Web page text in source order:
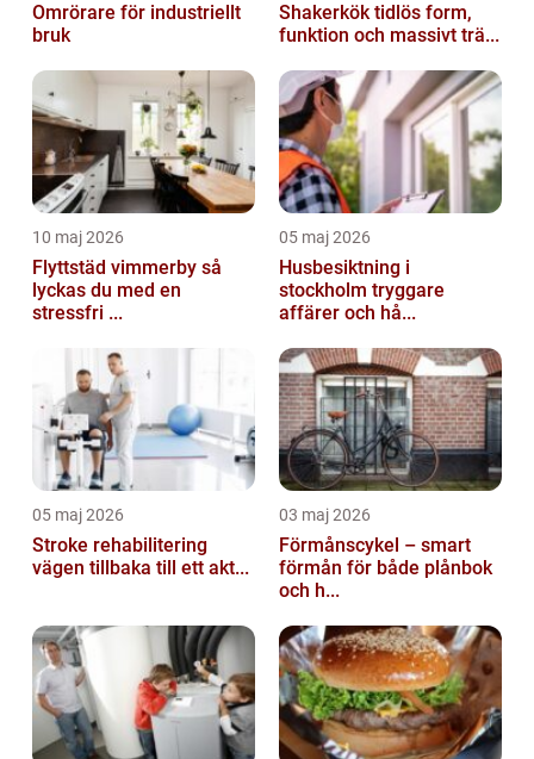
Omrörare för industriellt
bruk
Shakerkök tidlös form,
funktion och massivt trä...
10 maj 2026
Flyttstäd vimmerby så
lyckas du med en
stressfri ...
05 maj 2026
Husbesiktning i
stockholm tryggare
affärer och hå...
05 maj 2026
Stroke rehabilitering
vägen tillbaka till ett akt...
03 maj 2026
Förmånscykel – smart
förmån för både plånbok
och h...